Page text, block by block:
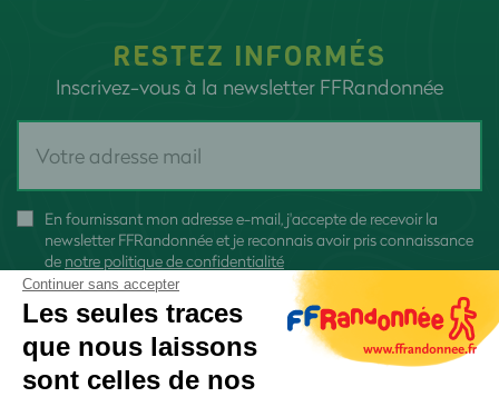
RESTEZ INFORMÉS
Inscrivez-vous à la newsletter FFRandonnée
En fournissant mon adresse e-mail, j'accepte de recevoir la
newsletter FFRandonnée et je reconnais avoir pris connaissance
de notre politique de confidentialité
Continuer sans accepter
Les seules traces
que nous laissons
sont celles de nos